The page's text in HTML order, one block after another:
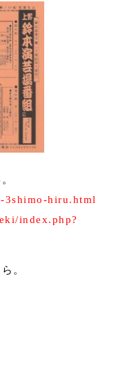
3shimo-hiru.html
index.php?
。